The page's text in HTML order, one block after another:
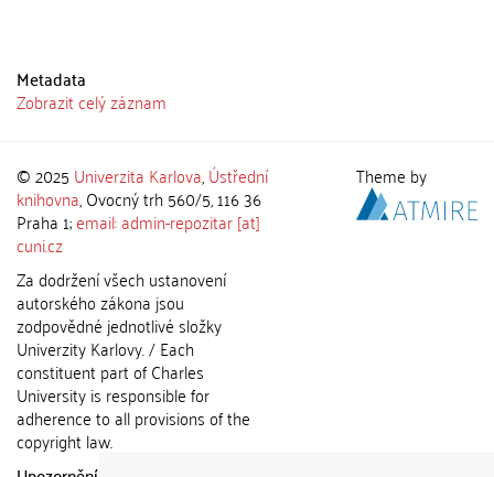
Metadata
Zobrazit celý záznam
© 2025 Univerzita Karlova,Ústřední
knihovna, Ovocný trh 560/5, 116 36
Praha 1;email: admin-repozitar [at]
cuni.cz
Za dodržení všech ustanovení
autorského zákona jsou
zodpovědné jednotlivé složky
Univerzity Karlovy. / Each
constituent part of Charles
University is responsible for
adherence to all provisions of the
copyright law.
Theme by